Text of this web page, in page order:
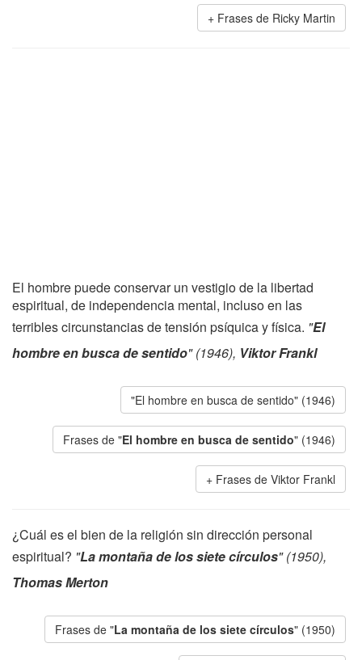
Frases de Ricky Martin
El hombre puede conservar un vestigio de la libertad
espiritual, de independencia mental, incluso en las
terribles circunstancias de tensión psíquica y física. "El
hombre en busca de sentido" (1946), Viktor Frankl
"El hombre en busca de sentido" (1946)
Frases de "El hombre en busca de sentido" (1946)
Frases de Viktor Frankl
¿Cuál es el bien de la religión sin dirección personal
espiritual? "La montaña de los siete círculos" (1950),
Thomas Merton
Frases de "La montaña de los siete círculos" (1950)